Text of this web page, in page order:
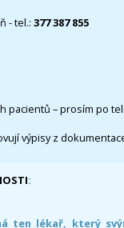
- tel.: 377 387 855
pacientů – prosím po
výpisy z
:
ten lékař, který